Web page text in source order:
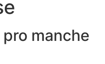
manche